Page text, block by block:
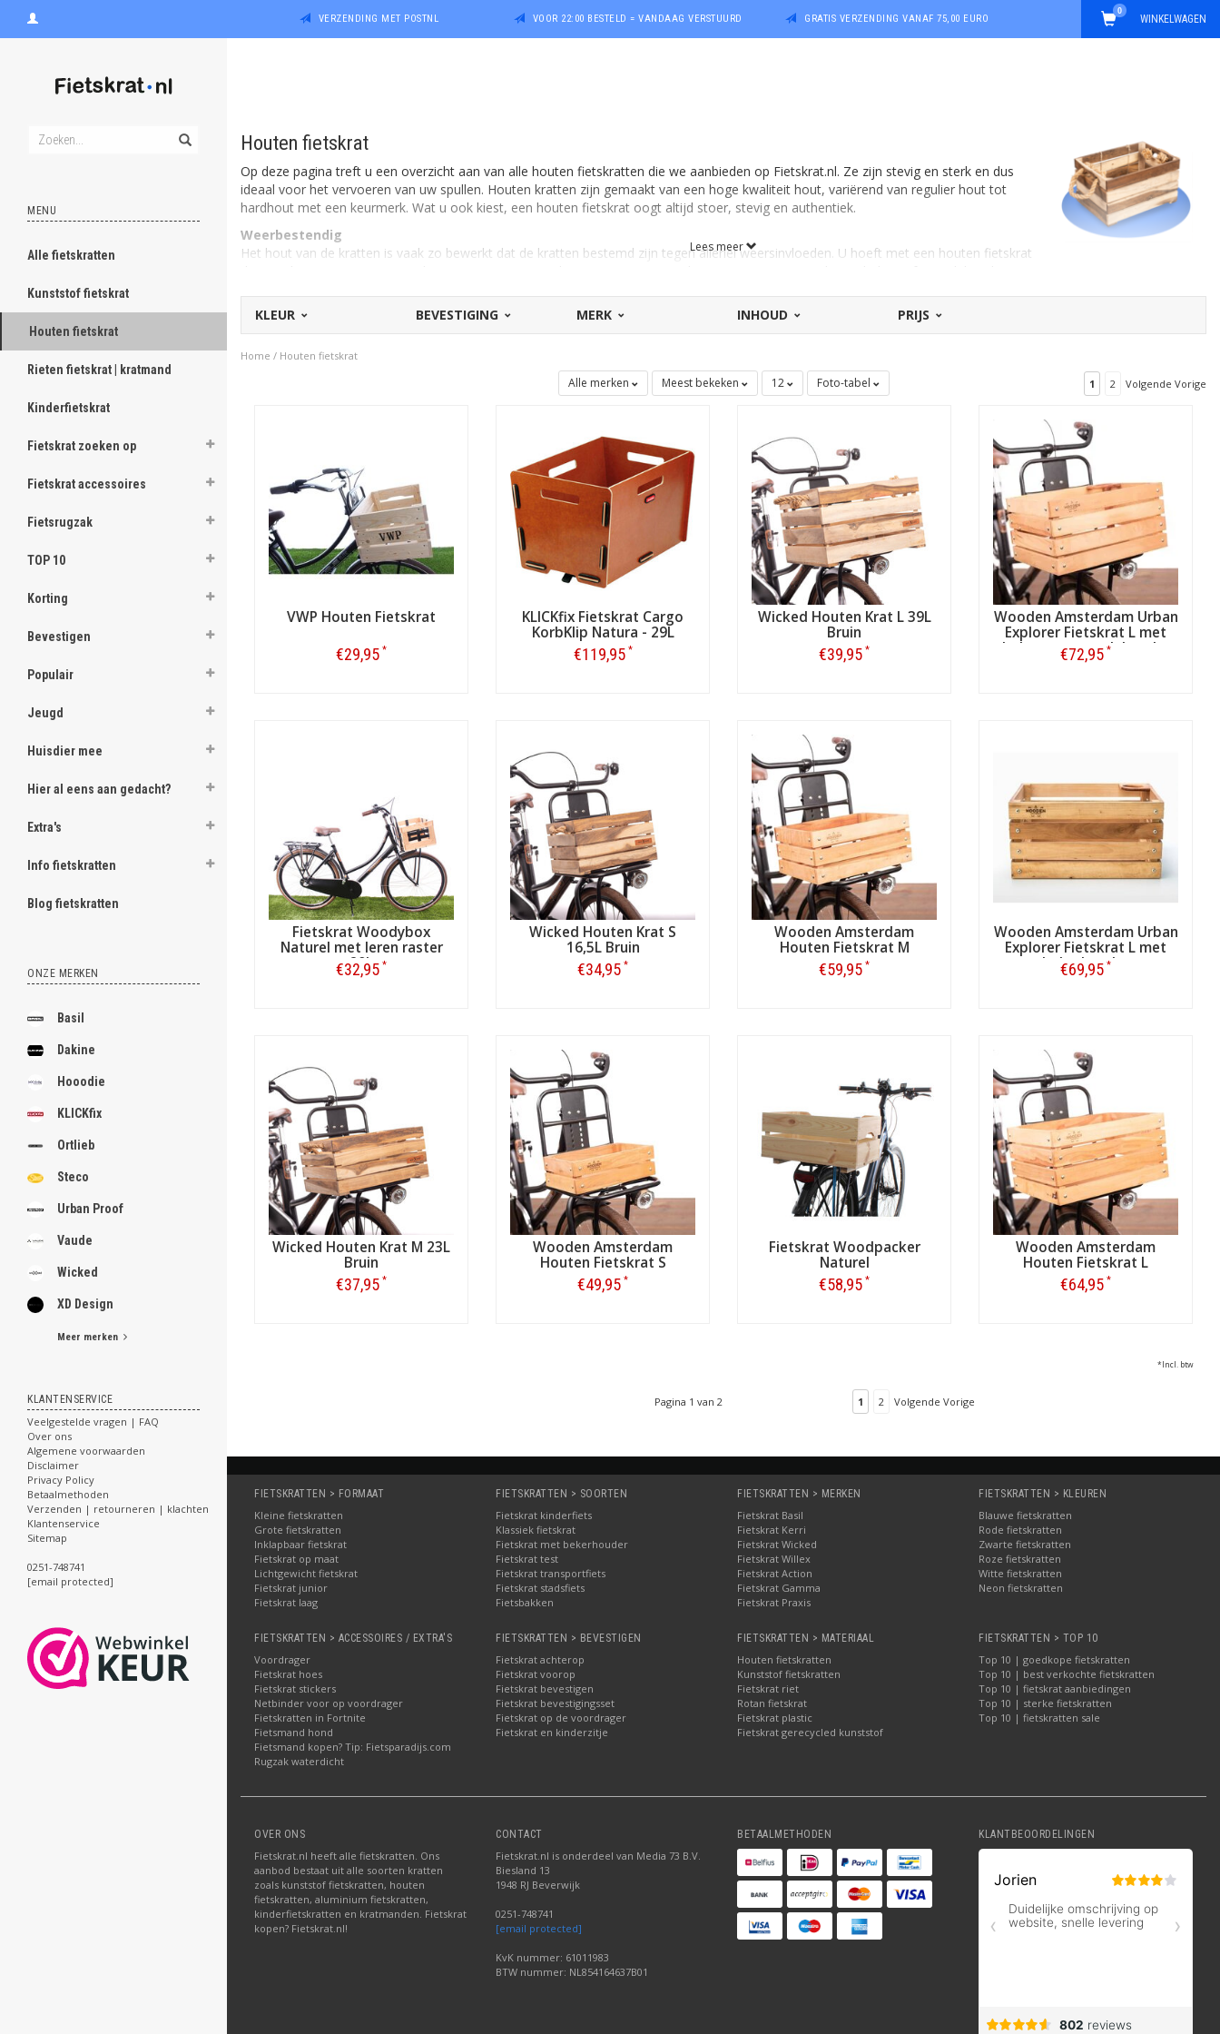
VERZENDING MET POSTNL VOOR 22:00 BESTELD = VANDAAG VERSTUURD GRATIS VERZENDING VANAF 75,00 EURO WINKELWAGEN
0
MENU
Alle fietskratten
Kunststof fietskrat
Houten fietskrat
Rieten fietskrat | kratmand
Kinderfietskrat
Fietskrat zoeken op
Fietskrat accessoires
Fietsrugzak
TOP 10
Korting
Bevestigen
Populair
Jeugd
Huisdier mee
Hier al eens aan gedacht?
Extra's
Info fietskratten
Blog fietskratten
ONZE MERKEN
Basil
Dakine
Hooodie
KLICKfix
Ortlieb
Steco
Urban Proof
Vaude
Wicked
XD Design
Meer merken
KLANTENSERVICE
Veelgestelde vragen | FAQ
Over ons
Algemene voorwaarden
Disclaimer
Privacy Policy
Betaalmethoden
Verzenden | retourneren | klachten
Klantenservice
Sitemap
0251-748741
[email protected]
Houten fietskrat
Op deze pagina treft u een overzicht aan van alle houten fietskratten die we aanbieden op Fietskrat.nl. Ze zijn stevig en sterk en dus
ideaal voor het vervoeren van uw spullen. Houten kratten zijn gemaakt van een hoge kwaliteit hout, variërend van regulier hout tot
hardhout met een keurmerk. Wat u ook kiest, een houten fietskrat oogt altijd stoer, stevig en authentiek.
Weerbestendig
Het hout van de kratten is vaak zo bewerkt dat de kratten bestemd zijn tegen allerlei weersinvloeden. U hoeft met een houten fietskrat
Losse voordrager bestellen
Wilt u graag een fietskrat aanschaffen maar beschikt uw fiets niet over een voordrager? U kunt op Fietskrat.nl loseen voordrager
bestellen. Deze monteert u vervolgens op uw fiets zodat u alsnog een fietskrat kunt bevestigen.
Van welk soort hout zijn de fietskratten gemaakt?
Hoe plaats je een houten fietskrat?
Wat als de houten fietskrat nat wordt?
Lees meer
KLEUR BEVESTIGING MERK INHOUD PRIJS
Home / Houten fietskrat
Alle merken Meest bekeken 12 Foto-tabel 1 2 Volgende Vorige
VWP Houten Fietskrat
€29,95 *
KLICKfix Fietskrat Cargo
KorbKlip Natura - 29L
€119,95 *
Wicked Houten Krat L 39L
Bruin
€39,95 *
Wooden Amsterdam Urban
Explorer Fietskrat L met
beker- en parapluhouder
€72,95 *
Fietskrat Woodybox
Naturel met leren raster
20L
€32,95 *
Wicked Houten Krat S
16,5L Bruin
€34,95 *
Wooden Amsterdam
Houten Fietskrat M
€59,95 *
Wooden Amsterdam Urban
Explorer Fietskrat L met
bekerhouder
€69,95 *
Wicked Houten Krat M 23L
Bruin
€37,95 *
Wooden Amsterdam
Houten Fietskrat S
€49,95 *
Fietskrat Woodpacker
Naturel
€58,95 *
Wooden Amsterdam
Houten Fietskrat L
€64,95 *
*Incl. btw
Pagina 1 van 2 1 2 Volgende Vorige
FIETSKRATTEN > FORMAAT
Kleine fietskratten
Grote fietskratten
Inklapbaar fietskrat
Fietskrat op maat
Lichtgewicht fietskrat
Fietskrat junior
Fietskrat laag
FIETSKRATTEN > SOORTEN
Fietskrat kinderfiets
Klassiek fietskrat
Fietskrat met bekerhouder
Fietskrat test
Fietskrat transportfiets
Fietskrat stadsfiets
Fietsbakken
FIETSKRATTEN > MERKEN
Fietskrat Basil
Fietskrat Kerri
Fietskrat Wicked
Fietskrat Willex
Fietskrat Action
Fietskrat Gamma
Fietskrat Praxis
FIETSKRATTEN > KLEUREN
Blauwe fietskratten
Rode fietskratten
Zwarte fietskratten
Roze fietskratten
Witte fietskratten
Neon fietskratten
FIETSKRATTEN > ACCESSOIRES / EXTRA'S
Voordrager
Fietskrat hoes
Fietskrat stickers
Netbinder voor op voordrager
Fietskratten in Fortnite
Fietsmand hond
Fietsmand kopen? Tip: Fietsparadijs.com
Rugzak waterdicht
FIETSKRATTEN > BEVESTIGEN
Fietskrat achterop
Fietskrat voorop
Fietskrat bevestigen
Fietskrat bevestigingsset
Fietskrat op de voordrager
Fietskrat en kinderzitje
FIETSKRATTEN > MATERIAAL
Houten fietskratten
Kunststof fietskratten
Fietskrat riet
Rotan fietskrat
Fietskrat plastic
Fietskrat gerecycled kunststof
FIETSKRATTEN > TOP 10
Top 10 | goedkope fietskratten
Top 10 | best verkochte fietskratten
Top 10 | fietskrat aanbiedingen
Top 10 | sterke fietskratten
Top 10 | fietskratten sale
OVER ONS
Fietskrat.nl heeft alle fietskratten. Ons
aanbod bestaat uit alle soorten kratten
zoals kunststof fietskratten, houten
fietskratten, aluminium fietskratten,
kinderfietskratten en kratmanden. Fietskrat
kopen? Fietskrat.nl!
CONTACT
Fietskrat.nl is onderdeel van Media 73 B.V.
Biesland 13
1948 RJ Beverwijk
0251-748741
[email protected]
KvK nummer: 61011983
BTW nummer: NL854164637B01
BETAALMETHODEN KLANTBEOORDELINGEN